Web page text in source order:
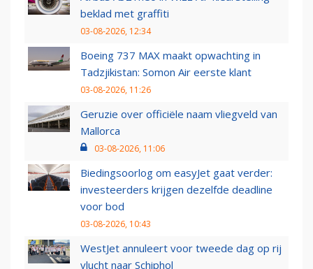
beklad met graffiti
03-08-2026, 12:34
Boeing 737 MAX maakt opwachting in
Tadzjikistan: Somon Air eerste klant
03-08-2026, 11:26
Geruzie over officiële naam vliegveld van
Mallorca
03-08-2026, 11:06
Biedingsoorlog om easyJet gaat verder:
investeerders krijgen dezelfde deadline
voor bod
03-08-2026, 10:43
WestJet annuleert voor tweede dag op rij
vlucht naar Schiphol